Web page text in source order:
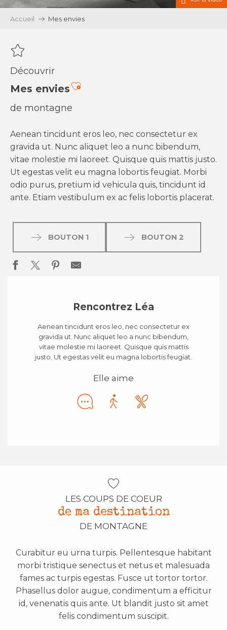
Accueil Mes envies
Découvrir
Mes enviesAjouter aux favoris
de montagne
Aenean tincidunt eros leo, nec consectetur ex
gravida ut. Nunc aliquet leo a nunc bibendum,
vitae molestie mi laoreet. Quisque quis mattis justo.
Ut egestas velit eu magna lobortis feugiat. Morbi
odio purus, pretium id vehicula quis, tincidunt id
ante. Etiam vestibulum ex ac felis lobortis placerat.
BOUTON 1 BOUTON 2
Rencontrez Léa
Aenean tincidunt eros leo, nec consectetur ex
gravida ut. Nunc aliquet leo a nunc bibendum,
vitae molestie mi laoreet. Quisque quis mattis
justo. Ut egestas velit eu magna lobortis feugiat.
Elle aime
LES COUPS DE COEUR
de ma destination
DE MONTAGNE
Curabitur eu urna turpis. Pellentesque habitant
morbi tristique senectus et netus et malesuada
fames ac turpis egestas. Fusce ut tortor tortor.
Phasellus dolor augue, condimentum a efficitur
id, venenatis quis ante. Ut blandit justo sit amet
felis condimentum suscipit.